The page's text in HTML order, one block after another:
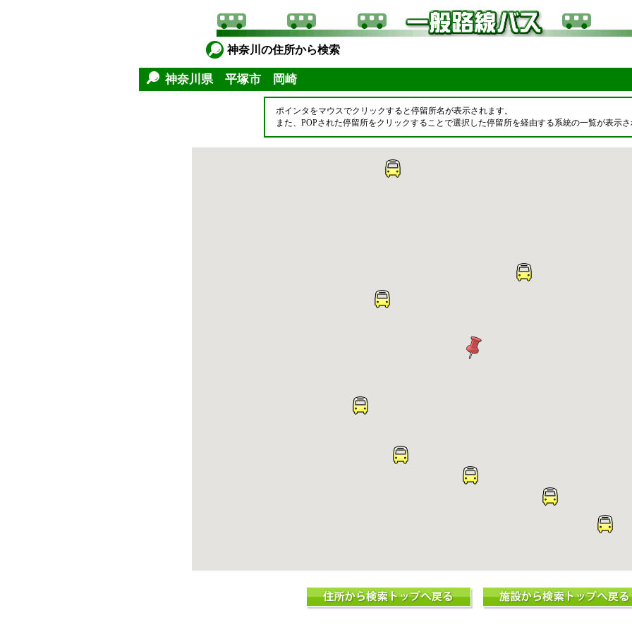
神奈川の住所から検索
神奈川県 平塚市 岡崎
ポインタをマウスでクリックすると停留所名が表示されます。
また、POPされた停留所をクリックすることで選択した停留所を経由する系統の一覧が表示